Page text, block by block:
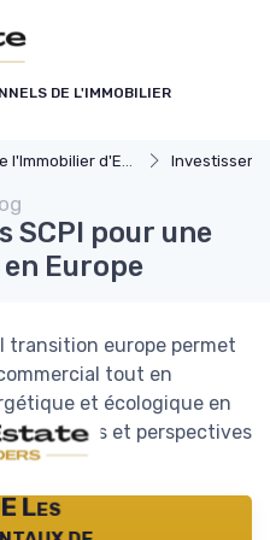
DE L'IMMOBILIER
d'Entreprise Investissements
SCPI pour une
Europe
transition europe permet
tout en
et écologique en
risques et perspectives
Les